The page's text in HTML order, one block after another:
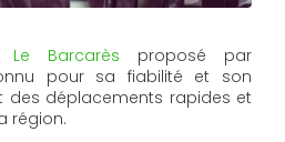
Le Barcarès proposé par
pour sa fiabilité et son
des déplacements rapides et
région.